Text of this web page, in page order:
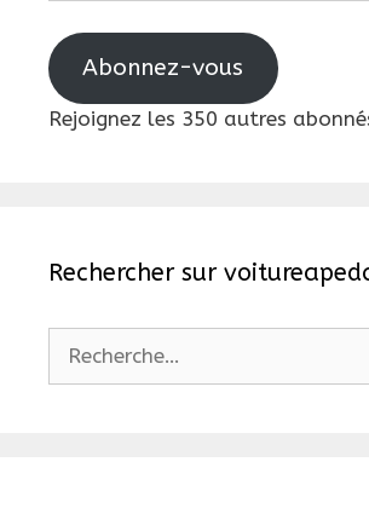
Abonnez-vous
Rejoignez les 350 autres
Rechercher sur